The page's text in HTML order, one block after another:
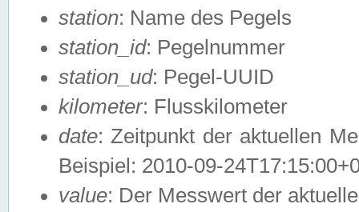
station: Name des Pegels
station_id: Pegelnummer
station_ud: Pegel-UUID
kilometer: Flusskilometer
date: Zeitpunkt der aktuellen
Beispiel: 2010-09-
value: Der Messwert der